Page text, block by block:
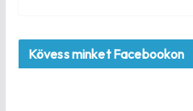
Kövess minket Facebookon